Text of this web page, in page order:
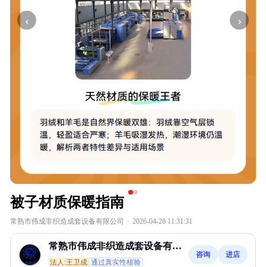
‹ ›
被子材质保暖指南
常熟市伟成非织造成套设备有限公司 · 2026-04-28 11:31:31
常熟市伟成非织造成套设备有限
公司
法人:王卫成 通过真实性核验
咨询 进店